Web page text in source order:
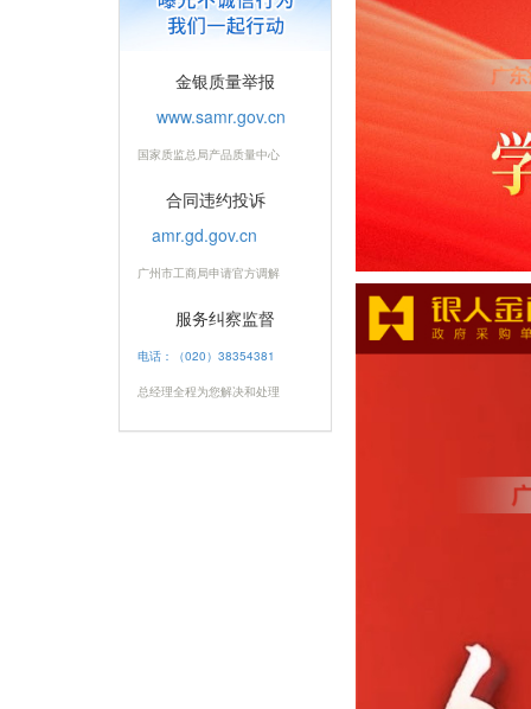
金银质量举报
www.samr.gov.cn
国家质监总局产品质量中心
合同违约投诉
amr.gd.gov.cn
广州市工商局申请官方调解
服务纠察监督
电话：（020）38354381
总经理全程为您解决和处理